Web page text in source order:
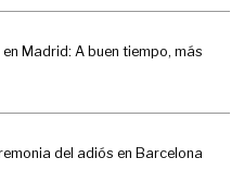
Madrid: A buen tiempo, más
del adiós en Barcelona